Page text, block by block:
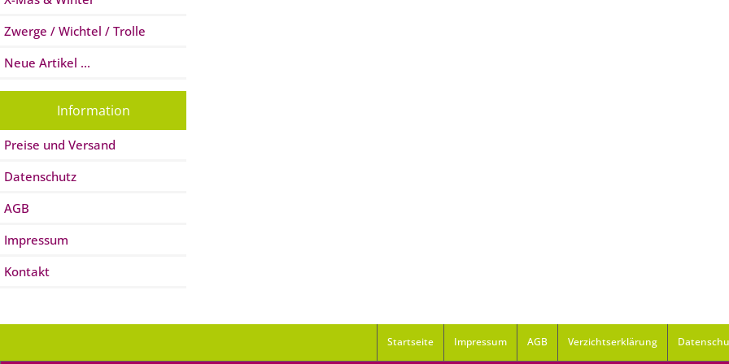
Zwerge / Wichtel / Trolle
Neue Artikel ...
Information
Preise und Versand
Datenschutz
AGB
Impressum
Kontakt
Startseite Impressum AGB Verzichtserklärung